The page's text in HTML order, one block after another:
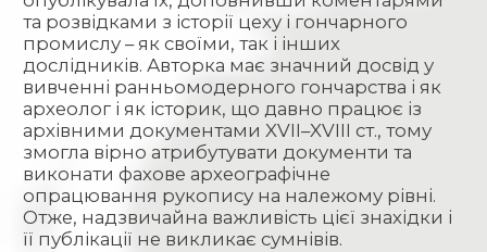
та розвідками з історії цеху і гончарного
промислу – як своїми, так і інших
дослідників. Авторка має значний досвід у
вивченні ранньомодерного гончарства і як
археолог і як історик, що давно працює із
архівними документами XVII–XVIII ст., тому
змогла вірно атрибутувати документи та
виконати фахове археографічне
опрацювання рукопису на належому рівні.
Отже, надзвичайна важливість цієї знахідки і
її публікації не викликає сумнівів.